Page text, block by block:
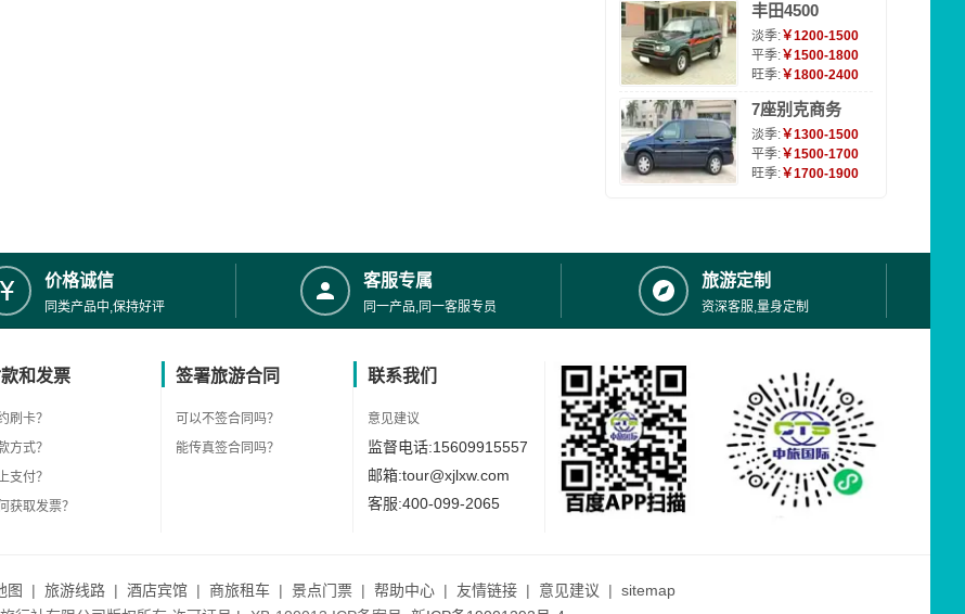
丰田4500
淡季:￥1200-1500
平季:￥1500-1800
旺季:￥1800-2400
7座别克商务
淡季:￥1300-1500
平季:￥1500-1700
旺季:￥1700-1900
价格诚信
同类产品中,保持好评
客服专属
同一产品,同一客服专员
旅游定制
资深客服,量身定制
和发票
刷卡？
方式？
支付？
获取发票？
签署旅游合同
可以不签合同吗？
能传真签合同吗？
联系我们
意见建议
监督电话:15609915557
邮箱:tour@xjlxw.com
客服:400-099-2065
图 | 旅游线路 | 酒店宾馆 | 商旅租车 | 景点门票 | 帮助中心 | 友情链接 | 意见建议 | sitemap